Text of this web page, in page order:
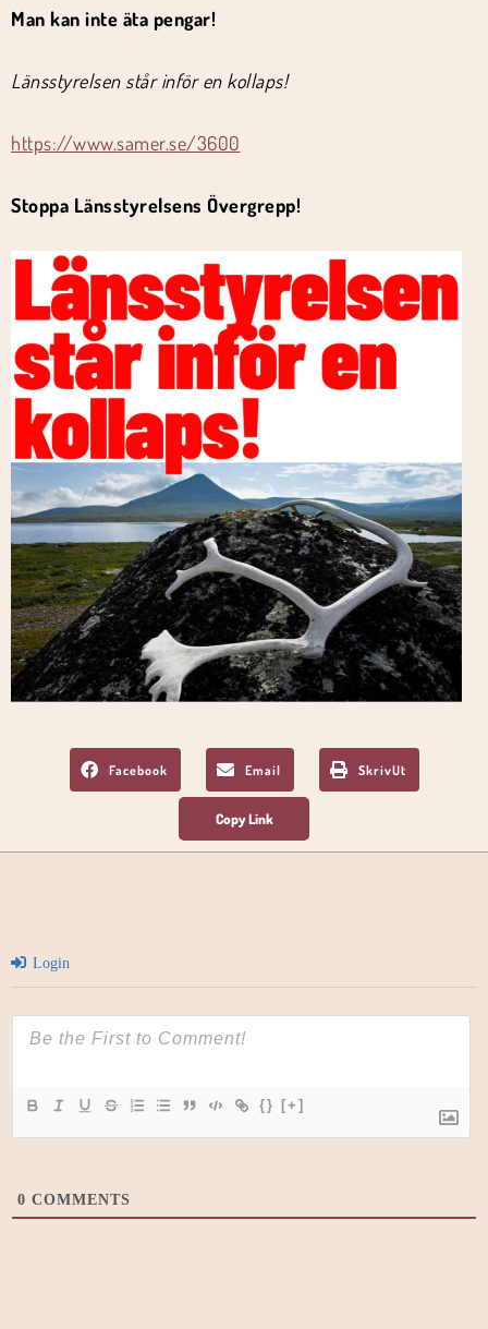
Man kan inte äta pengar!
Länsstyrelsen står inför en kollaps!
https://www.samer.se/3600
Stoppa Länsstyrelsens Övergrepp!
Facebook Email SkrivUt
Login
{} [+]
0 COMMENTS